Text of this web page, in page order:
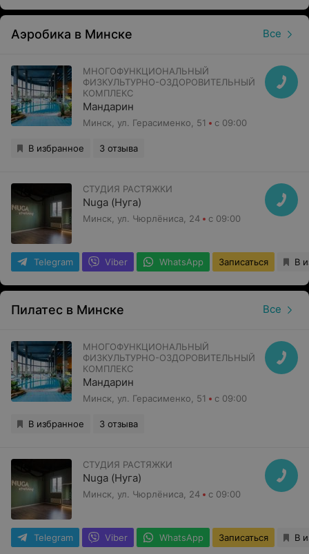
Аэробика в Минске Все
МНОГОФУНКЦИОНАЛЬНЫЙ
ФИЗКУЛЬТУРНО-ОЗДОРОВИТЕЛЬНЫЙ
КОМПЛЕКС
Мандарин
Минск, ул. Герасименко, 51 с 09:00
В избранное 3 отзыва
СТУДИЯ РАСТЯЖКИ
Nuga (Нуга)
Минск, ул. Чюрлёниса, 24 с 09:00
Telegram Viber WhatsApp Записаться В
Пилатес в Минске Все
МНОГОФУНКЦИОНАЛЬНЫЙ
ФИЗКУЛЬТУРНО-ОЗДОРОВИТЕЛЬНЫЙ
КОМПЛЕКС
Мандарин
Минск, ул. Герасименко, 51 с 09:00
В избранное 3 отзыва
СТУДИЯ РАСТЯЖКИ
Nuga (Нуга)
Минск, ул. Чюрлёниса, 24 с 09:00
Telegram Viber WhatsApp Записаться В